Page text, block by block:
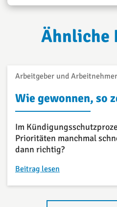
Ähnliche
Arbeitgeber und
Wie gewonnen, so
Im
Prioritäten manchmal
dann richtig?
Beitrag lesen